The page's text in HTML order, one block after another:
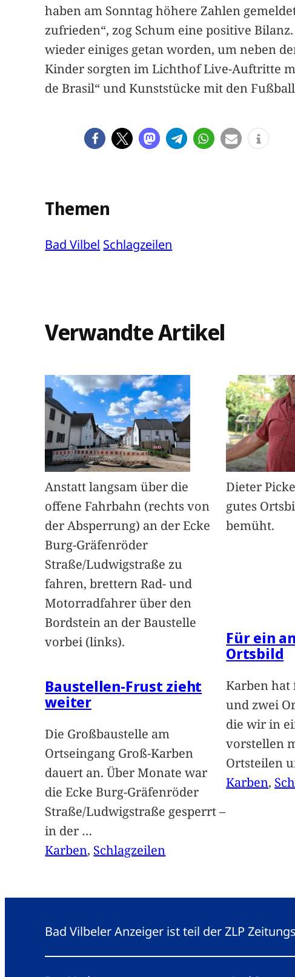
haben am Sonntag höhere Zahlen
zufrieden“, zog Schum eine positive
wieder einiges getan worden, um neben
Kinder sorgten im Lichthof Live-Auftritte
de Brasil“ und Kunststücke mit den
Themen
Bad Vilbel Schlagzeilen
Verwandte Artikel
Anstatt langsam über die
offene Fahrbahn (rechts von
der Absperrung) an der Ecke
Burg-Gräfenröder
Straße/Ludwigstraße zu
fahren, brettern Rad- und
Motorradfahrer über den
Bordstein an der Baustelle
vorbei (links).
Baustellen-Frust zieht
weiter
Die Großbaustelle am
Ortseingang Groß-Karben
dauert an. Über Monate war
die Ecke Burg-Gräfenröder
Straße/Ludwigstraße gesperrt –
in der …
Karben, Schlagzeilen
Dieter
gutes
bemüht.
Für ein
Ortsbild
Karben
und zwei
die wir in
vorstellen
Ortsteilen
Karben,
Bad Vilbeler Anzeiger ist teil der ZLP